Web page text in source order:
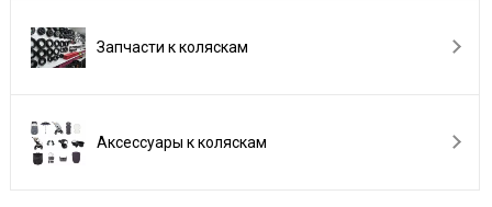
Запчасти к коляскам
Аксессуары к коляскам